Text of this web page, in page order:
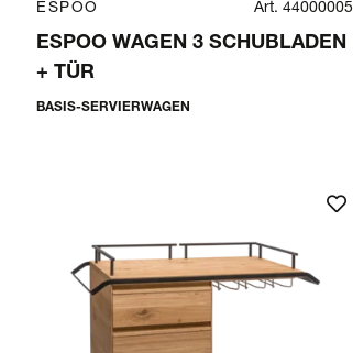
ESPOO Art. 44000005
ESPOO WAGEN 3 SCHUBLADEN
+ TÜR
BASIS-SERVIERWAGEN